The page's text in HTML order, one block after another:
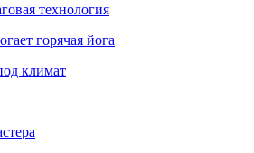
технология
горячая йога
климат